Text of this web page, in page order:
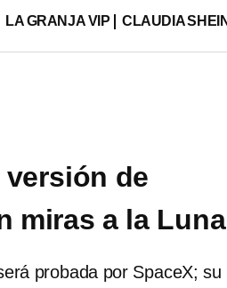
LA GRANJA VIP CLAUDIA
versión de
miras a la Luna
probada por SpaceX; su